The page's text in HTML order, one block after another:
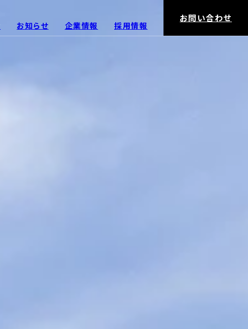
お知らせ 企業情報 採用情報
お問い合わせ